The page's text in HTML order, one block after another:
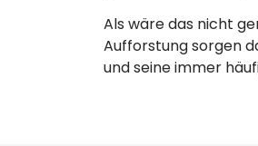
Als wäre das nicht
Aufforstung sorgen
und seine immer